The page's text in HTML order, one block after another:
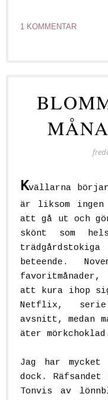
1 KOMMENTAR
Kvällarna
är liksom
att gå ut och
skönt som
beteende.
att kura ihop
Netflix,
avsnitt, medan
äter
Jag har
dock.
Tonvis av